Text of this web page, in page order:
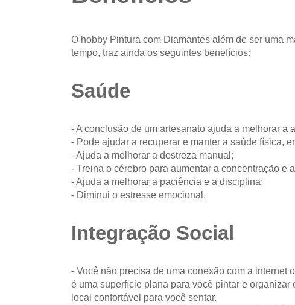
O hobby Pintura com Diamantes além de ser uma
tempo, traz ainda os seguintes benefícios:
Saúde
- A conclusão de um artesanato ajuda a melhorar a
- Pode ajudar a recuperar e manter a saúde física,
- Ajuda a melhorar a destreza manual;
- Treina o cérebro para aumentar a concentração e
- Ajuda a melhorar a paciência e a disciplina;
- Diminui o estresse emocional.
Integração Social
- Você não precisa de uma conexão com a internet
é uma superfície plana para você pintar e
local confortável para você sentar.